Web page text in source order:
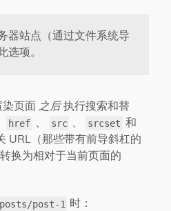
器站点（通过文件系统导
选项。
页面 之后执行搜索和替
href 、 src 、 srcset 和
URL（那些带有前导斜杠的
换为相对于当前页面的
post-1 时：